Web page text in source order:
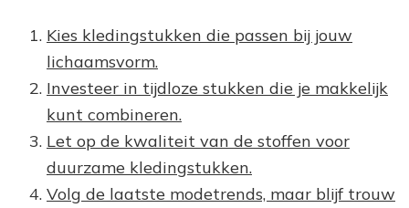
Kies kledingstukken die passen bij jouw
lichaamsvorm.
Investeer in tijdloze stukken die je makkelijk
kunt combineren.
Let op de kwaliteit van de stoffen voor
duurzame kledingstukken.
Volg de laatste modetrends, maar blijf trouw